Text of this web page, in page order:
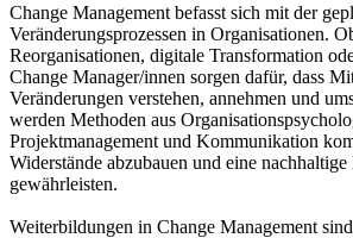
Change Management befasst sich mit der
Veränderungsprozessen in Organisationen.
Reorganisationen, digitale Transformation
Change Manager/innen sorgen dafür, dass
Veränderungen verstehen, annehmen und
werden Methoden aus
Projektmanagement und Kommunikation
Widerstände abzubauen und eine
gewährleisten.
Weiterbildungen in Change Management